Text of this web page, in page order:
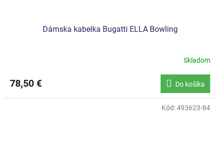
Dámska kabelka Bugatti ELLA Bowling
Skladom
78,50 € Do košíka
Kód:493623-84